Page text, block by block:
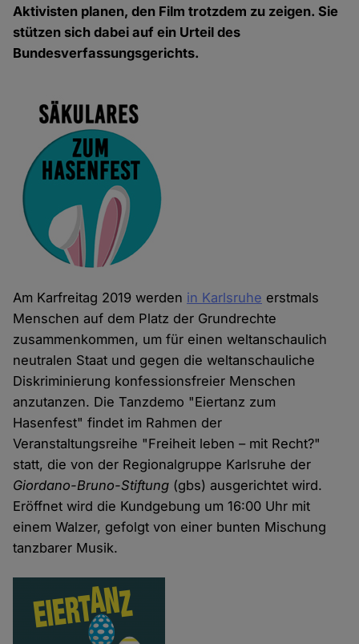
Aktivisten planen, den Film trotzdem zu zeigen. Sie
stützen sich dabei auf ein Urteil des
Bundesverfassungsgerichts.
Am Karfreitag 2019 werden in Karlsruhe erstmals
Menschen auf dem Platz der Grundrechte
zusammenkommen, um für einen weltanschaulich
neutralen Staat und gegen die weltanschauliche
Diskriminierung konfessionsfreier Menschen
anzutanzen. Die Tanzdemo "Eiertanz zum
Hasenfest" findet im Rahmen der
Veranstaltungsreihe "Freiheit leben – mit Recht?"
statt, die von der Regionalgruppe Karlsruhe der
Giordano-Bruno-Stiftung (gbs) ausgerichtet wird.
Eröffnet wird die Kundgebung um 16:00 Uhr mit
einem Walzer, gefolgt von einer bunten Mischung
tanzbarer Musik.